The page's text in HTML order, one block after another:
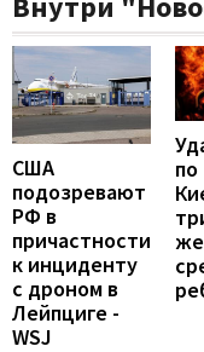
США
подозревают
РФ в
причастности
к инциденту
с дроном в
Лейпциге -
WSJ
по